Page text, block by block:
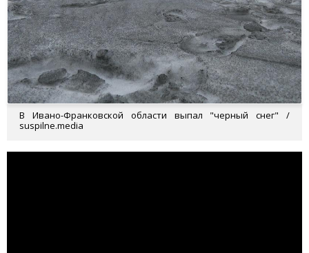
В Ивано-Франковской области выпал "черный снег" /
suspilne.media